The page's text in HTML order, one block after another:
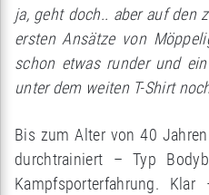
ja, geht doch.. aber auf den
ersten Ansätze von
schon etwas runder und
unter dem weiten T-Shirt
Bis zum Alter von 40
durchtrainiert – Typ
Kampfsporterfahrung.